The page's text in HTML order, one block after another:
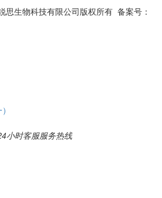
生物科技有限公司版权所有 备案号：
小时客服服务热线